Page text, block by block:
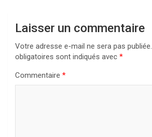
Laisser un commentaire
Votre adresse e-mail ne sera pas publiée.
obligatoires sont indiqués avec *
Commentaire *